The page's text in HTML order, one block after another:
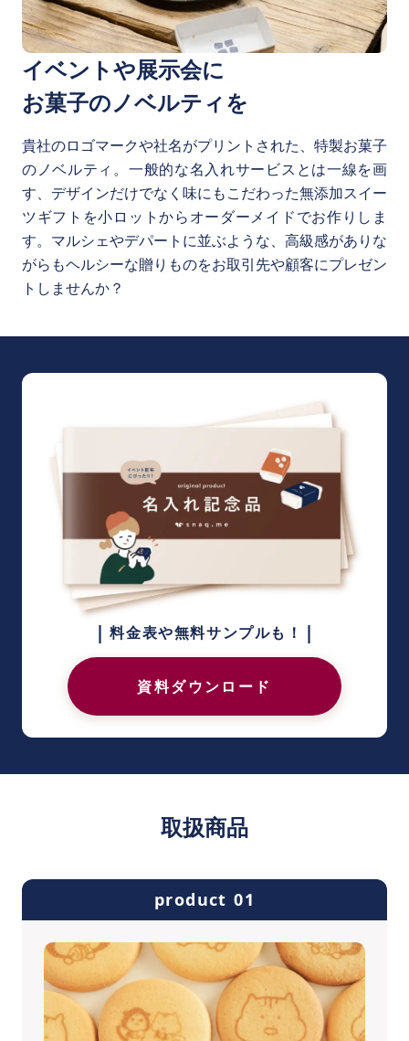
イベントや展示会に
お菓子のノベルティを
貴社のロゴマークや社名がプリントされた、特製お菓子
のノベルティ。一般的な名入れサービスとは一線を画
す、デザインだけでなく味にもこだわった無添加スイー
ツギフトを小ロットからオーダーメイドでお作りしま
す。マルシェやデパートに並ぶような、高級感がありな
がらもヘルシーな贈りものをお取引先や顧客にプレゼン
トしませんか？
| 料金表や無料サンプルも！ |
資料ダウンロード
取扱商品
product 01